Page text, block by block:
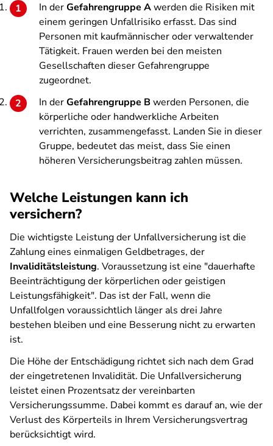
In derGefahrengruppe Awerden die Risiken mit
einem geringen Unfallrisiko erfasst. Das sind
Personen mit kaufmännischer oder verwaltender
Tätigkeit. Frauen werden bei den meisten
Gesellschaften dieser Gefahrengruppe
zugeordnet.
In derGefahrengruppe Bwerden Personen, die
körperliche oder handwerkliche Arbeiten
verrichten, zusammengefasst. Landen Sie in dieser
Gruppe, bedeutet das meist, dass Sie einen
höheren Versicherungsbeitrag zahlen müssen.
Welche Leistungen kann ich
versichern?
Die wichtigste Leistung der Unfallversicherung ist die
Zahlung eines einmaligen Geldbetrages, der
Invaliditätsleistung. Voraussetzung ist eine "dauerhafte
Beeinträchtigung der körperlichen oder geistigen
Leistungsfähigkeit". Das ist der Fall, wenn die
Unfallfolgen voraussichtlich länger als drei Jahre
bestehen bleiben und eine Besserung nicht zu erwarten
ist.
Die Höhe der Entschädigung richtet sich nach dem Grad
der eingetretenen Invalidität. Die Unfallversicherung
leistet einen Prozentsatz der vereinbarten
Versicherungssumme. Dabei kommt es darauf an, wie der
Verlust des Körperteils in Ihrem Versicherungsvertrag
berücksichtigt wird.